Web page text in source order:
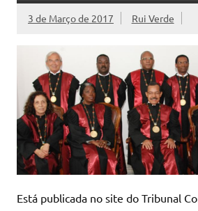
3 de Março de 2017 Rui Verde
Está publicada no site do Tribunal